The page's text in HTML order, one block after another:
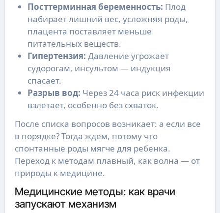
Посттерминная беременность: Плод
набирает лишний вес, усложняя роды,
плацента поставляет меньше
питательных веществ.
Гипертензия: Давление угрожает
судорогам, инсультом — индукция
спасает.
Разрыв вод: Через 24 часа риск инфекции
взлетает, особенно без схваток.
После списка вопросов возникает: а если все
в порядке? Тогда ждем, потому что
спонтанные роды мягче для ребенка.
Переход к методам плавный, как волна — от
природы к медицине.
Медицинские методы: как врачи
запускают механизм